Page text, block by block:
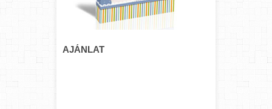
AJÁNLAT